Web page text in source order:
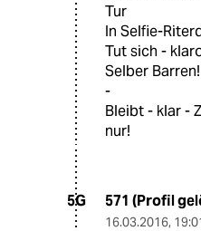
Tur
In Selfie-
Tut sich -
Selber
-
Bleibt - klar -
nur!
5G 571 (Profil
16.03.2016,